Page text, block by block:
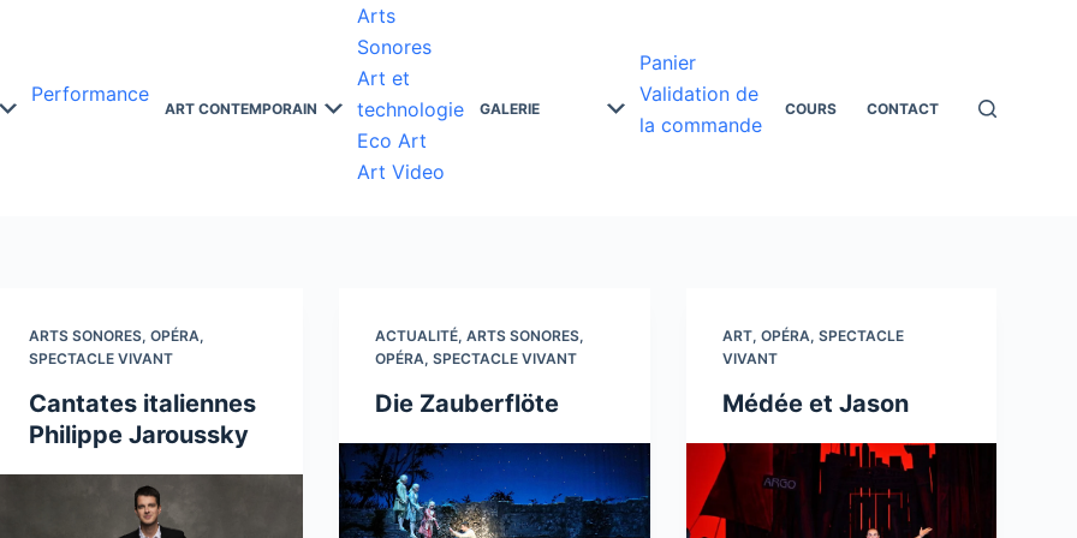
Performance
ART CONTEMPORAIN
Arts
Sonores
Art et
technologie
Eco Art
Art Video
GALERIE
Panier
Validation de
la commande
COURS CONTACT
ARTS SONORES,OPÉRA,
SPECTACLE VIVANT
Cantates italiennes
Philippe Jaroussky
ACTUALITÉ,ARTS SONORES,
OPÉRA,SPECTACLE VIVANT
Die Zauberflöte
ART, OPÉRA, SPECTACLE
VIVANT
Médée et Jason